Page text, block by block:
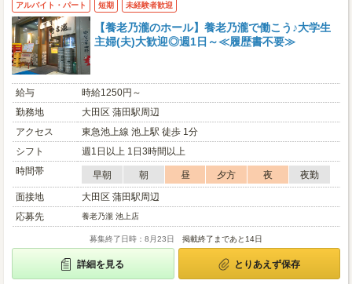
アルバイト・パート 短期 未経験者歓迎
【養老乃瀧のホール】養老乃瀧で働こう♪大学生
主婦(夫)大歓迎◎週1日～≪履歴書不要≫
給与
時給1250円～
勤務地
大田区 蒲田駅周辺
アクセス
東急池上線 池上駅 徒歩 1分
シフト
週1日以上 1日3時間以上
時間帯
早朝 朝 昼 夕方 夜
夜勤
面接地
大田区 蒲田駅周辺
応募先
養老乃瀧 池上店
募集終了日時：8月23日 掲載終了まであと14日
詳細を見る とりあえず保存